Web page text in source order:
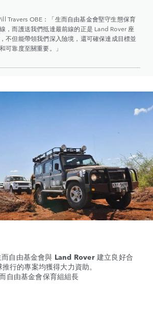
Travers OBE：「生而自由基金會堅守生態保育
，而護送我們抵達最前線的正是 Land Rover 座
不但能帶領我們深入險境，還可確保達成目標並
可靠度至關重要。」
自由基金會與 Land Rover建立良好合
行的專案均獲得大力資助。
自由基金會保育組組長